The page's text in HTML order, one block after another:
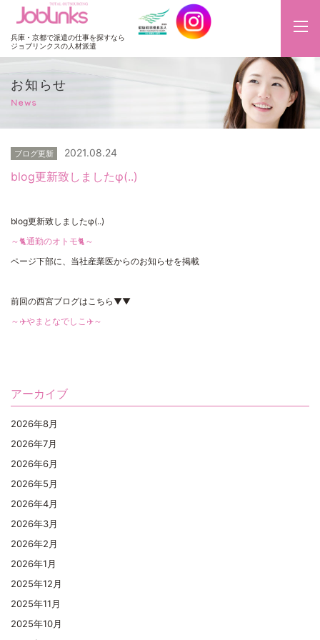
JobLinks
兵庫・京都で派遣の仕事を探すなら
ジョブリンクスの人材派遣
お知らせ
News
ブログ更新 2021.08.24
blog更新致しましたφ(..)
blog更新致しましたφ(..)
～🐈通勤のオトモ🐈～
ページ下部に、当社産業医からのお知らせを掲載
前回の西宮ブログはこちら▼▼
～✈️やまとなでしこ✈️～
アーカイブ
2026年8月
2026年7月
2026年6月
2026年5月
2026年4月
2026年3月
2026年2月
2026年1月
2025年12月
2025年11月
2025年10月